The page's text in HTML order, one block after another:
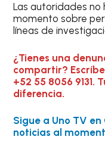
Las autoridades no
momento sobre
líneas de
¿Tienes una
compartir?
+52 55 8056 9131.
diferencia.
Sigue a Uno TV
noticias al